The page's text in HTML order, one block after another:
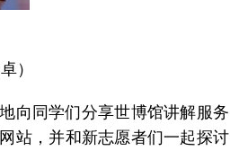
）
向同学们分享世博馆讲解服务
站，并和新志愿者们一起探讨